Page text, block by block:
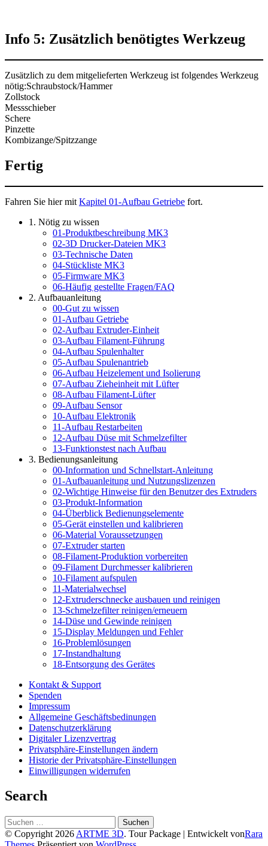
Info 5: Zusätzlich benötigtes Werkzeug
Zusätzlich zu dem mitgelieferten Werkzeug ist folgendes Werkzeug
nötig:Schraubstock/Hammer
Zollstock
Messschieber
Schere
Pinzette
Kombizange/Spitzzange
Fertig
Fahren Sie hier mit Kapitel 01-Aufbau Getriebe fort.
1. Nötig zu wissen
01-Produktbeschreibung MK3
02-3D Drucker-Dateien MK3
03-Technische Daten
04-Stückliste MK3
05-Firmware MK3
06-Häufig gestellte Fragen/FAQ
2. Aufbauanleitung
00-Gut zu wissen
01-Aufbau Getriebe
02-Aufbau Extruder-Einheit
03-Aufbau Filament-Führung
04-Aufbau Spulenhalter
05-Aufbau Spulenantrieb
06-Aufbau Heizelement und Isolierung
07-Aufbau Zieheinheit mit Lüfter
08-Aufbau Filament-Lüfter
09-Aufbau Sensor
10-Aufbau Elektronik
11-Aufbau Restarbeiten
12-Aufbau Düse mit Schmelzefilter
13-Funktionstest nach Aufbau
3. Bedienungsanleitung
00-Information und Schnellstart-Anleitung
01-Aufbauanleitung und Nutzungslizenzen
02-Wichtige Hinweise für den Benutzer des Extruders
03-Produkt-Information
04-Überblick Bedienungselemente
05-Gerät einstellen und kalibrieren
06-Material Voraussetzungen
07-Extruder starten
08-Filament-Produktion vorbereiten
09-Filament Durchmesser kalibrieren
10-Filament aufspulen
11-Materialwechsel
12-Extruderschnecke ausbauen und reinigen
13-Schmelzefilter reinigen/erneuern
14-Düse und Gewinde reinigen
15-Display Meldungen und Fehler
16-Problemlösungen
17-Instandhaltung
18-Entsorgung des Gerätes
Kontakt & Support
Spenden
Impressum
Allgemeine Geschäftsbedinungen
Datenschutzerklärung
Digitaler Lizenzvertrag
Privatsphäre-Einstellungen ändern
Historie der Privatsphäre-Einstellungen
Einwilligungen widerrufen
Search
Suchen
nach:
© Copyright 2026 ARTME 3D. Tour Package | Entwickelt vonRara